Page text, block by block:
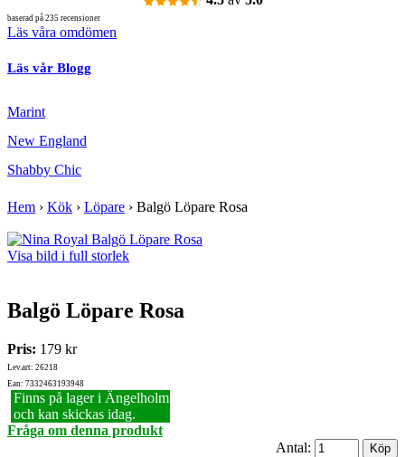
baserad på 235 recensioner
Läs våra omdömen
Läs vår Blogg
Marint
New England
Shabby Chic
Hem › Kök › Löpare › Balgö Löpare Rosa
Visa bild i full storlek
Balgö Löpare Rosa
Pris: 179 kr
Lev.art: 26218
Ean: 7332463193948
Finns på lager i Ängelholm
och kan skickas idag.
Fråga om denna produkt
Antal: